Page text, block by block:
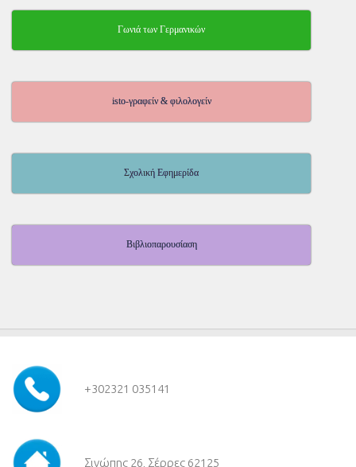
Γωνιά των Γερμανικών
isto-γραφείν & φιλολογείν
Σχολική Εφημερίδα
Βιβλιοπαρουσίαση
+302321 035141
Σινώπης 26, Σέρρες 62125